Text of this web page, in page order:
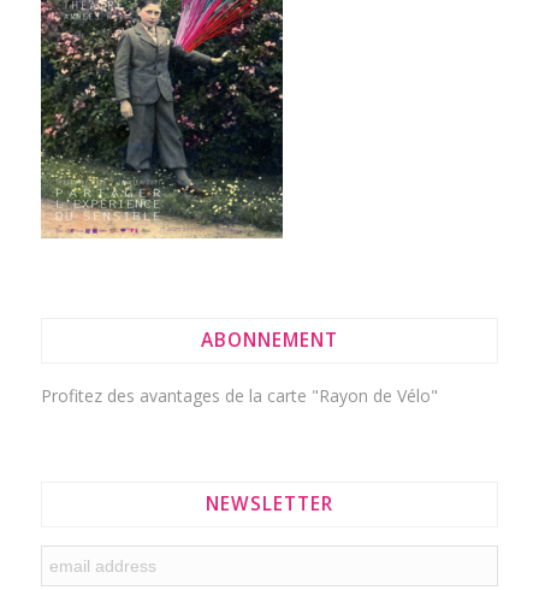
ABONNEMENT
Profitez des avantages de la carte "Rayon de Vélo"
NEWSLETTER